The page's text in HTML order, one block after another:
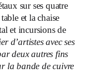
sur ses quatre
et la chaise
et incursions de
d’artistes avec ses
deux autres fins
la bande de cuivre